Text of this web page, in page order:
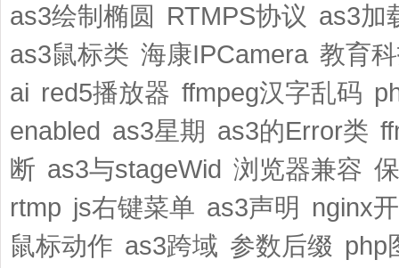
as3绘制椭圆 RTMPS协议 as3加
as3鼠标类 海康IPCamera 教育
ai red5播放器 ffmpeg汉字乱码
enabled as3星期 as3的Error类
断 as3与stageWid 浏览器兼容
rtmp js右键菜单 as3声明 nginx
鼠标动作 as3跨域 参数后缀 php